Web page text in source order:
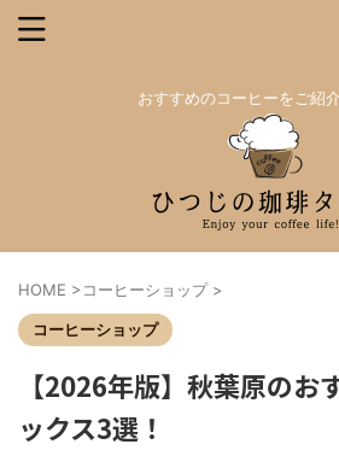
おすすめのコーヒーをご紹介
HOME >コーヒーショップ >
コーヒーショップ
【2026年版】秋葉原のお
ックス3選！